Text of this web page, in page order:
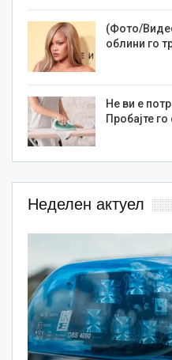
(Фото/
облини го
Не ви е
Пробајте го
Неделен актуел